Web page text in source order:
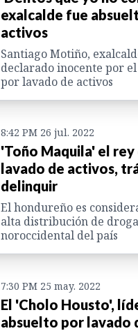
exalcalde fue
activos
Santiago Motiño,
declarado inocente por
por lavado de activos
8:42 PM 26 jul. 2022
'Toño Maquila' el
lavado de activos,
delinquir
El hondureño es
alta distribución de
noroccidental del país
7:30 PM 25 may. 2022
El 'Cholo Housto',
absuelto por lavado